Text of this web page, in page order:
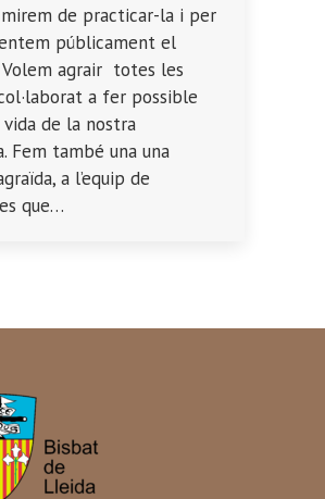
de practicar-la i per
públicament el
agrair totes les
a fer possible
de la nostra
Fem també una una
a l’equip de
que…